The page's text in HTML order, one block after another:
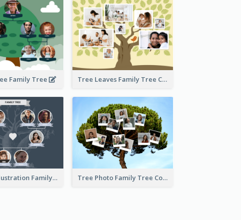
Family Tree Tree Leaves Family Tree Collage
Cartoon Illustration Family Tree Collage Tree Photo Family Tree Collage